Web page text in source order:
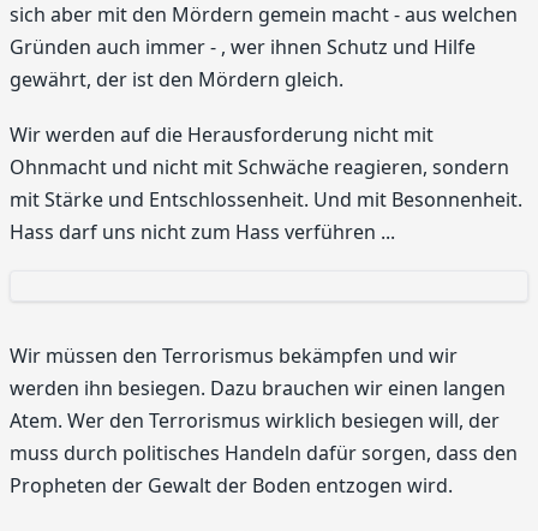
sich aber mit den Mördern gemein macht - aus welchen
Gründen auch immer - , wer ihnen Schutz und Hilfe
gewährt, der ist den Mördern gleich.
Wir werden auf die Herausforderung nicht mit
Ohnmacht und nicht mit Schwäche reagieren, sondern
mit Stärke und Entschlossenheit. Und mit Besonnenheit.
Hass darf uns nicht zum Hass verführen ...
Wir müssen den Terrorismus bekämpfen und wir
werden ihn besiegen. Dazu brauchen wir einen langen
Atem. Wer den Terrorismus wirklich besiegen will, der
muss durch politisches Handeln dafür sorgen, dass den
Propheten der Gewalt der Boden entzogen wird.